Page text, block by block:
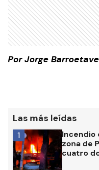
Por Jorge
Las más leídas
Incendio
zona de
cuatro
1